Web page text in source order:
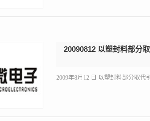
20090812 以塑封料部分
2009年8月12 日 以塑封料部分取代